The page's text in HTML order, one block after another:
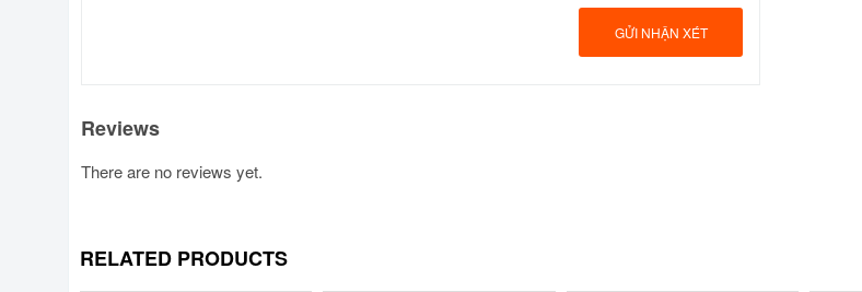
Reviews
There are no reviews yet.
RELATED PRODUCTS